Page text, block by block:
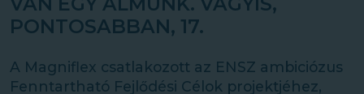
PONTOSABBAN, 17.
A Magniflex csatlakozott az ENSZ ambiciózus
Fenntartható Fejlődési Célok projektjéhez,